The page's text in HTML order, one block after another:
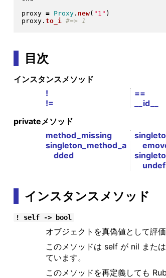
proxy = Proxy. new( " 1 " )
proxy. to_i
目次
インスタンスメソッド
!
!=
==
__id__
privateメソッド
method_missing
singleton_method_a
dded
インスタンスメソッド
! self -> bool
オブジェクトを真偽値として評
このメソッドは self が nil また
ています。
このメソッドを再定義しても